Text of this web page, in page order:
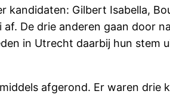
kandidaten: Gilbert Isabella,
af. De drie anderen gaan door
in Utrecht daarbij hun stem
afgerond. Er waren drie